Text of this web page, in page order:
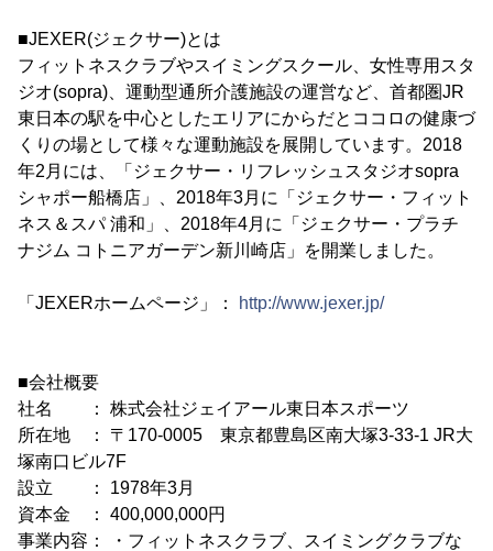
■JEXER(ジェクサー)とは
フィットネスクラブやスイミングスクール、女性専用スタ
ジオ(sopra)、運動型通所介護施設の運営など、首都圏JR
東日本の駅を中心としたエリアにからだとココロの健康づ
くりの場として様々な運動施設を展開しています。2018
年2月には、「ジェクサー・リフレッシュスタジオsopra
シャポー船橋店」、2018年3月に「ジェクサー・フィット
ネス＆スパ 浦和」、2018年4月に「ジェクサー・プラチ
ナジム コトニアガーデン新川崎店」を開業しました。
「JEXERホームページ」： http://www.jexer.jp/
■会社概要
社名 ： 株式会社ジェイアール東日本スポーツ
所在地 ： 〒170-0005 東京都豊島区南大塚3-33-1 JR大
塚南口ビル7F
設立 ： 1978年3月
資本金 ： 400,000,000円
事業内容： ・フィットネスクラブ、スイミングクラブな